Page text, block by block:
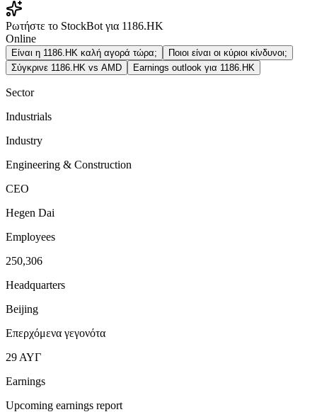
Ρωτήστε το StockBot για 1186.HK
Online
Είναι η 1186.HK καλή αγορά τώρα;
Ποιοι είναι οι κύριοι κίνδυνοι;
Σύγκρινε 1186.HK vs AMD
Earnings outlook για 1186.HK
Sector
Industrials
Industry
Engineering & Construction
CEO
Hegen Dai
Employees
250,306
Headquarters
Beijing
Επερχόμενα γεγονότα
29 ΑΥΓ
Earnings
Upcoming earnings report